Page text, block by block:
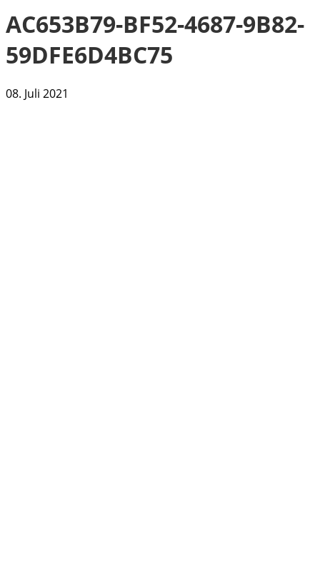
AC653B79-BF52-4687-9B82-
59DFE6D4BC75
08. Juli 2021